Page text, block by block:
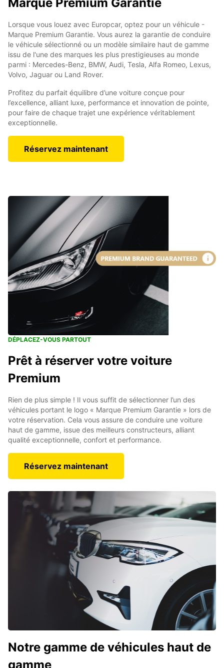
Marque Premium Garantie
Lorsque vous louez avec Europcar, optez pour un véhicule -
Marque Premium Garantie. Vous aurez la garantie de conduire
le véhicule sélectionné ou un modèle similaire haut de gamme
issu de l'une des marques les plus prestigieuses au monde
parmi : Mercedes-Benz, BMW, Audi, Tesla, Alfa Romeo, Lexus,
Volvo, Jaguar ou Land Rover.
Profitez du parfait équilibre d’une voiture conçue pour
l’excellence, alliant luxe, performance et innovation de pointe,
pour faire de chaque trajet une expérience véritablement
exceptionnelle.
Réservez maintenant
DÉPLACEZ-VOUS PARTOUT
Prêt à réserver votre voiture
Premium
Rien de plus simple ! Il vous suffit de sélectionner l’un des
véhicules portant le logo « Marque Premium Garantie » lors de
votre réservation. Cela vous assure de conduire une voiture
haut de gamme, issue des meilleurs constructeurs, alliant
qualité exceptionnelle, confort et performance.
Réservez maintenant
Notre gamme de véhicules haut de
gamme